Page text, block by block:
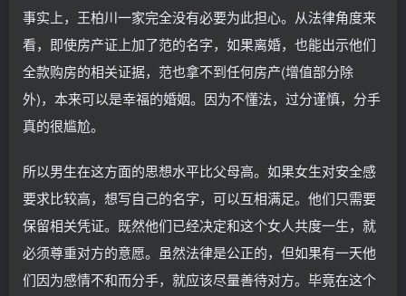
事实上，王柏川一家完全没有必要为此担心。从法律角度来
看，即使房产证上加了范的名字，如果离婚，也能出示他们
全款购房的相关证据，范也拿不到任何房产(增值部分除
外)，本来可以是幸福的婚姻。因为不懂法，过分谨慎，分手
真的很尴尬。
所以男生在这方面的思想水平比父母高。如果女生对安全感
要求比较高，想写自己的名字，可以互相满足。他们只需要
保留相关凭证。既然他们已经决定和这个女人共度一生，就
必须尊重对方的意愿。虽然法律是公正的，但如果有一天他
们因为感情不和而分手，就应该尽量善待对方。毕竟在这个